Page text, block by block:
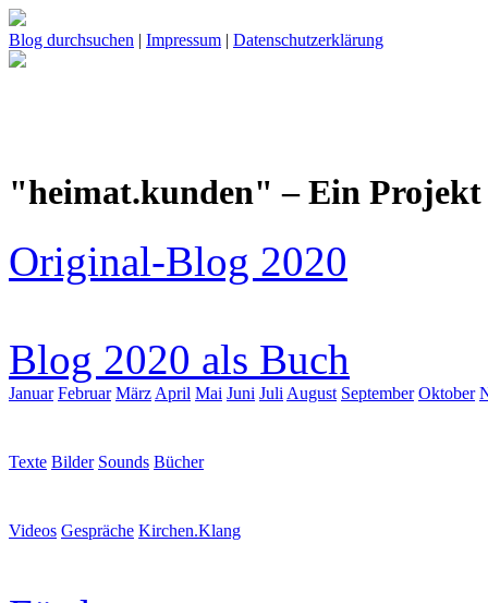
Blog durchsuchen | Impressum | Datenschutzerklärung
"heimat.kunden" – Ein
Original-Blog 2020
Blog 2020 als Buch
Januar Februar März April Mai Juni Juli August September Oktober
Texte Bilder Sounds Bücher
Videos Gespräche Kirchen.Klang